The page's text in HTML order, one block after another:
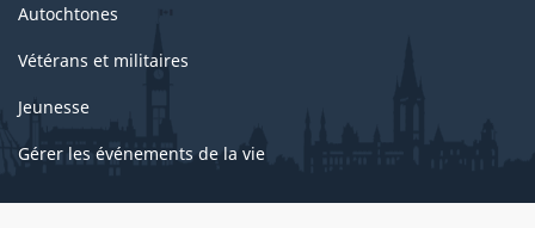
Autochtones
Vétérans et militaires
Jeunesse
Gérer les événements de la vie